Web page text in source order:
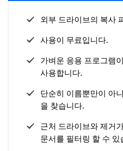
외부 드라이브의 복사
사용이 무료입니다.
가벼운 응용 프로그램
사용합니다.
단순히 이름뿐만이 아
을 찾습니다.
근처 드라이브와 제거
문서를 필터링 할 수 있